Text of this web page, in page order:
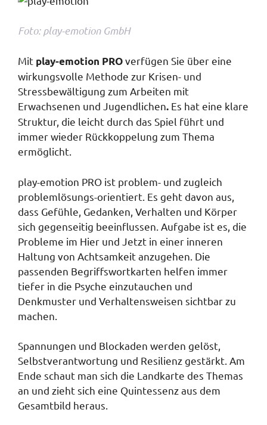
Foto: play-emotion GmbH
Mit play-emotion PROverfügen Sie über eine
wirkungsvolle Methode zur Krisen- und
Stressbewältigung zum Arbeiten mit
Erwachsenen und Jugendlichen. Es hat eine klare
Struktur, die leicht durch das Spiel führt und
immer wieder Rückkoppelung zum Thema
ermöglicht.
play-emotion PRO ist problem- und zugleich
problemlösungs-orientiert. Es geht davon aus,
dass Gefühle, Gedanken, Verhalten und Körper
sich gegenseitig beeinflussen. Aufgabe ist es, die
Probleme im Hier und Jetzt in einer inneren
Haltung von Achtsamkeit anzugehen. Die
passenden Begriffswortkarten helfen immer
tiefer in die Psyche einzutauchen und
Denkmuster und Verhaltensweisen sichtbar zu
machen.
Spannungen und Blockaden werden gelöst,
Selbstverantwortung und Resilienz gestärkt. Am
Ende schaut man sich die Landkarte des Themas
an und zieht sich eine Quintessenz aus dem
Gesamtbild heraus.